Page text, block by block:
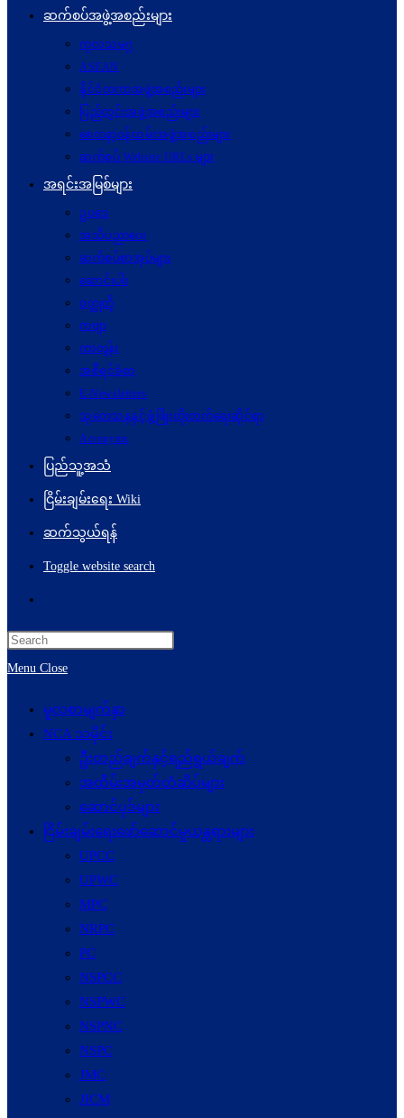
ဆက်စပ်အဖွဲ့အစည်းများ
ကုလသမဂ္ဂ
ASEAN
နိုင်ငံတကာအဖွဲ့အစည်းများ
ပြည်တွင်းအဖွဲ့အစည်းများ
စေတနာ့ဝန်ထမ်းအဖွဲ့အစည်းများ
ဆက်စပ် Website URLs များ
အရင်းအမြစ်များ
ဥပဒေ
အသိပညာပေး
ဆက်စပ်စာအုပ်များ
ဆောင်းပါး
ဝတ္ထုတို
ကဗျာ
ကာတွန်း
အစီရင်ခံစာ
E-Newsletters
သုတေသနနှင့်ဖွံ့ဖြိုးတိုးတက်ရေးဆိုင်ရာ
Acronyms
ပြည်သူ့အသံ
ငြိမ်းချမ်းရေး Wiki
ဆက်သွယ်ရန်
Toggle website search
Menu Close
မူလစာမျက်နှာ
NCA သမိုင်း
ဦးတည်ချက်နှင့်ရည်ရွယ်ချက်
အထိမ်းအမှတ်တံဆိပ်များ
ဆောင်ပုဒ်များ
ငြိမ်းချမ်းရေးဖော်‌ဆောင်မှုယန္တရားများ
UPCC
UPWC
MPC
NRPC
PC
NSPCC
NSPWC
NSPNC
NSPC
JMC
JICM